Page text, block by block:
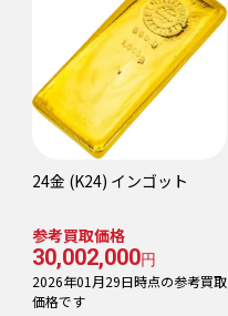
24金 (K24) インゴット
参考買取価格
30,002,000円
2026年01月29日時点の参考買取
価格です